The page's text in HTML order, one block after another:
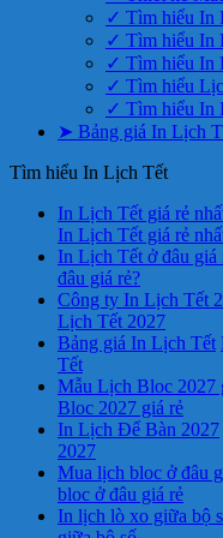
✓ Tìm hiểu In
✓ Tìm hiểu In
✓ Tìm hiểu In
✓ Tìm hiểu
✓ Tìm hiểu In
➤ Bảng giá In Lịch
Tìm hiểu In Lịch Tết
In Lịch Tết giá rẻ
In Lịch Tết giá rẻ
In Lịch Tết ở đâu giá
đâu giá rẻ?
Công ty In Lịch Tết
Lịch Tết 2027
Bảng giá In Lịch Tết
Tết
Mẫu Lịch Bloc 2027
Bloc 2027 giá rẻ
In Lịch Để Bàn 2027
2027
Mua lịch bloc ở đâu
bloc ở đâu giá rẻ
In lịch lò xo giữa bộ